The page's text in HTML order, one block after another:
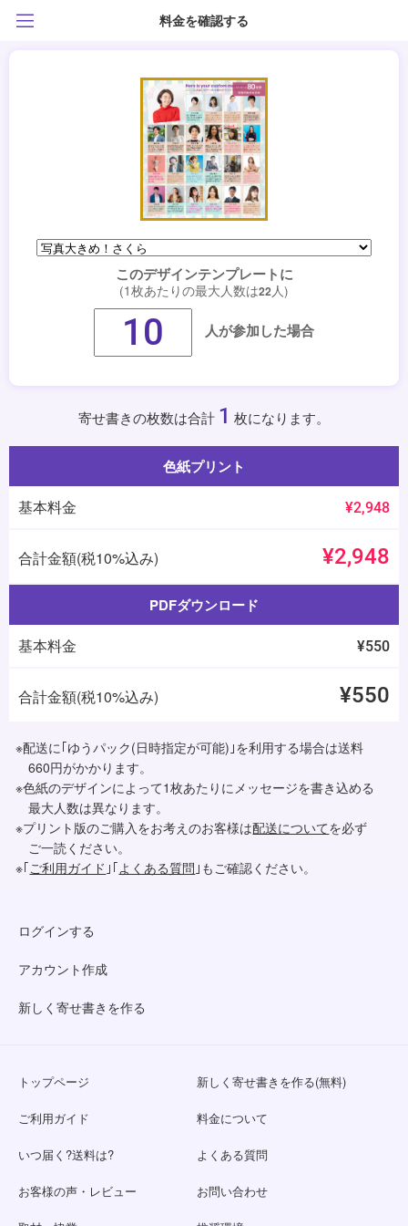
料金を確認する
このデザインテンプレートに
(1枚あたりの最大人数は22人)
人が参加した場合
寄せ書きの枚数は合計 1 枚になります。
色紙プリント
基本料金 ¥2,948
合計金額(税10%込み) ¥2,948
PDFダウンロード
基本料金 ¥550
合計金額(税10%込み) ¥550
※配送に｢ゆうパック(日時指定が可能)｣を利用する場合は送料
660円がかかります。
※色紙のデザインによって1枚あたりにメッセージを書き込める
最大人数は異なります。
※プリント版のご購入をお考えのお客様は配送についてを必ず
ご一読ください。
※｢ご利用ガイド ｣｢よくある質問 ｣もご確認ください。
ログインする
アカウント作成
新しく寄せ書きを作る
トップページ 新しく寄せ書きを作る(無料)
ご利用ガイド 料金について
いつ届く?送料は? よくある質問
お客様の声・レビュー お問い合わせ